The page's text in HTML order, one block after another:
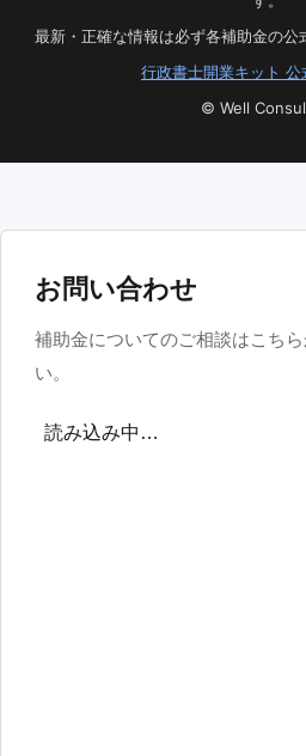
最新・正確な情報は必ず各補助金の公
行政書士開業キット 公
© Well
お問い合わせ
補助金についてのご相談はこち
い。